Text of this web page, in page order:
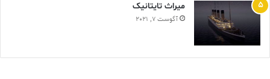
ميراث تايتانيک
آگوست 7, 2021